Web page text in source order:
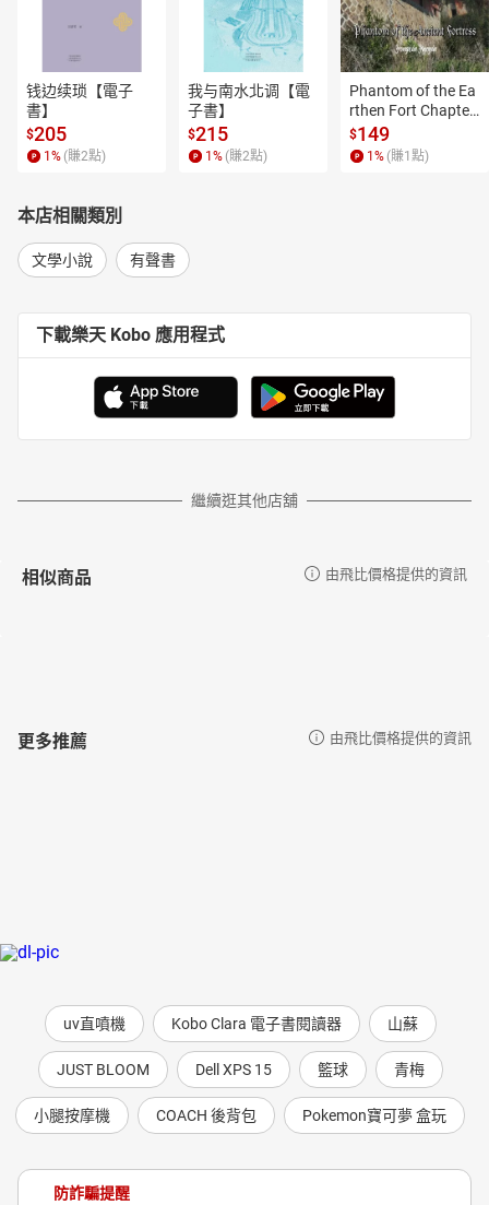
钱边续琐【電子
書】
$205
1 % (賺2點)
我与南水北调【電
子書】
$215
1 % (賺2點)
Phantom of the Ea
rthen Fort Chapter
4【有聲書】
$149
1 % (賺1 點)
本店相關類別
文學小說 有聲書
下載樂天 Kobo 應用程式
繼續逛其他店舖
相似商品 由飛比價格提供的資訊
更多推薦 由飛比價格提供的資訊
uv直噴機 Kobo Clara 電子書閱讀器 山蘇
JUST BLOOM Dell XPS 15 籃球 青梅
小腿按摩機 COACH 後背包 Pokemon寶可夢 盒玩
防詐騙提醒